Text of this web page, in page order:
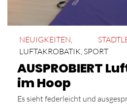
NEUIGKEITEN,
LUFTAKROBATIK,SPORT
AUSPROBIERT
im Hoop
Es sieht federleicht und